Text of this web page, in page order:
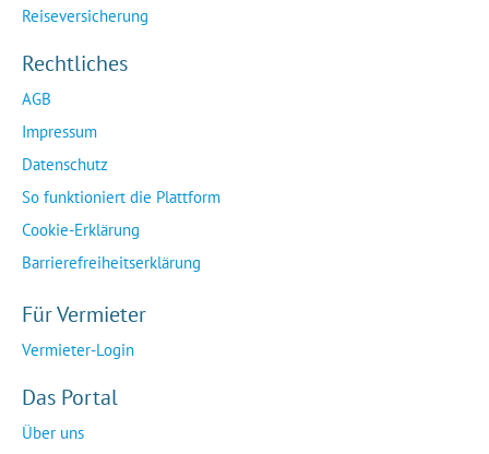
Reiseversicherung
Rechtliches
AGB
Impressum
Datenschutz
So funktioniert die Plattform
Cookie-Erklärung
Barrierefreiheitserklärung
Für Vermieter
Vermieter-Login
Das Portal
Über uns